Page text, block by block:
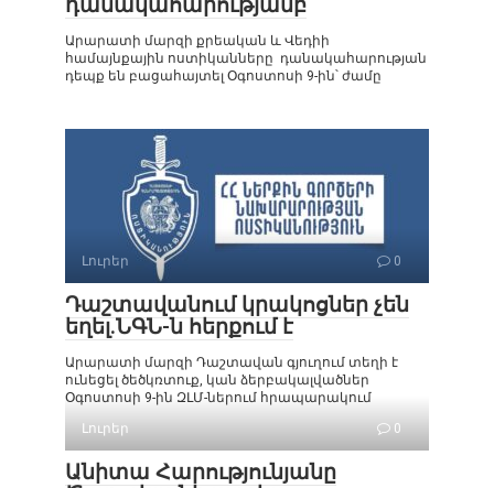
Արարատի մարզի քրեական և Վեդիի
համայնքային ոստիկանները դանակահարության
դեպք են բացահայտել Օգոստոսի 9-ին՝ ժամը
Լուրեր 0
Դաշտավանում կրակոցներ չեն
եղել.ՆԳՆ-ն հերքում է
Արարատի մարզի Դաշտավան գյուղում տեղի է
ունեցել ծեծկռտուք, կան ձերբակալվածներ
Օգոստոսի 9-ին ԶԼՄ-ներում հրապարակում
Լուրեր
0
Անիտա Հարությունյանը